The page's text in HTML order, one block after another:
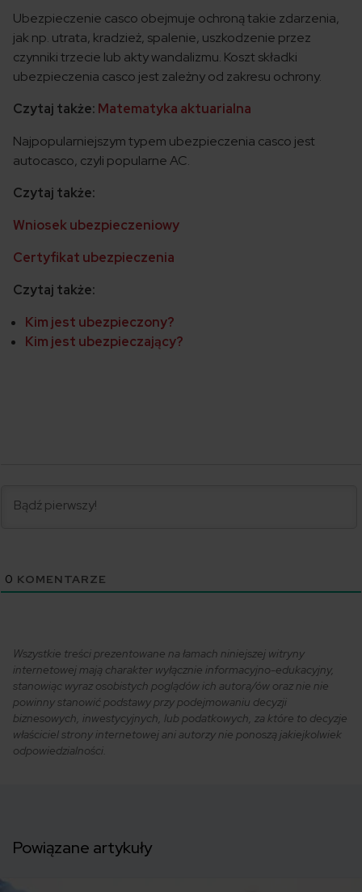
Ubezpieczenie casco obejmuje ochroną takie zdarzenia,
jak np. utrata, kradzież, spalenie, uszkodzenie przez
czynniki trzecie lub akty wandalizmu. Koszt składki
ubezpieczenia casco jest zależny od zakresu ochrony.
Czytaj także: Matematyka aktuarialna
Najpopularniejszym typem ubezpieczenia casco jest
autocasco, czyli popularne AC.
Czytaj także:
Wniosek ubezpieczeniowy
Certyfikat ubezpieczenia
Czytaj także:
Kim jest ubezpieczony?
Kim jest ubezpieczający?
0 KOMENTARZE
Wszystkie treści prezentowane na łamach niniejszej witryny
internetowej mają charakter wyłącznie informacyjno-edukacyjny,
stanowiąc wyraz osobistych poglądów ich autora/ów oraz nie nie
powinny stanowić podstawy przy podejmowaniu decyzji
biznesowych, inwestycyjnych, lub podatkowych, za które to decyzje
właściciel strony internetowej ani autorzy nie ponoszą jakiejkolwiek
odpowiedzialności.
Powiązane artykuły